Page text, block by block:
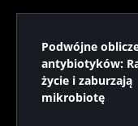
Podwójne
antybiotyków:
życie i zaburzają
mikrobiotę